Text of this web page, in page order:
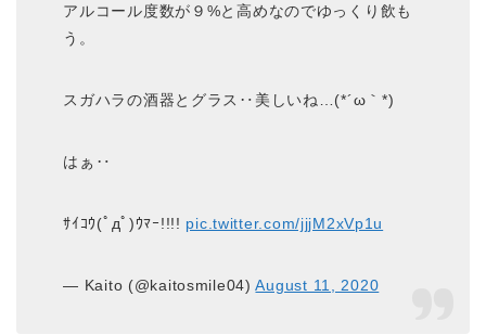
アルコール度数が９%と高めなのでゆっくり飲も
う。
スガハラの酒器とグラス‥美しいね…(*´ω｀*)
はぁ‥
ｻｲｺｳ(ﾟдﾟ)ｳﾏｰ!!!! pic.twitter.com/jjjM2xVp1u
— Kaito (@kaitosmile04)August 11, 2020